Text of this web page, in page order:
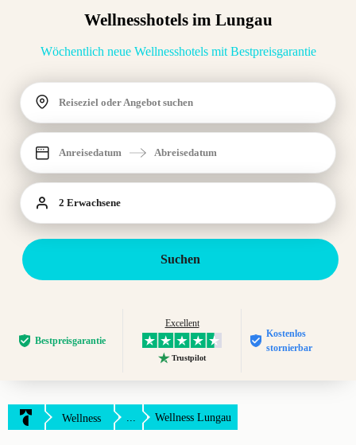
Wellnesshotels im Lungau
Wöchentlich neue Wellnesshotels mit Bestpreisgarantie
Reiseziel oder Angebot suchen
Anreisedatum Abreisedatum
2 Erwachsene
Suchen
Bestpreis­garantie
Excellent
Trustpilot
Kostenlos
stornierbar
Wellness ... Wellness Lungau